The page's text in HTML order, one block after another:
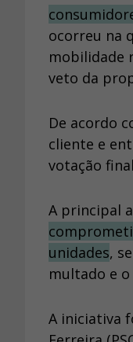
ocorreu na
mobilidade
veto da
De acordo
cliente e
votação
A principal
unidades,
multado e
A iniciativa